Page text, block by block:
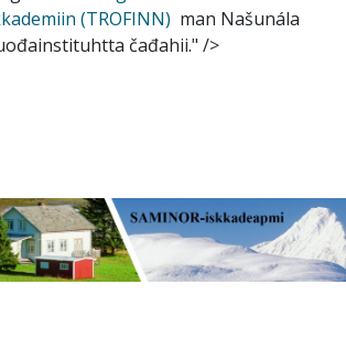
(TROFINN) man Našunála
čađahii." />